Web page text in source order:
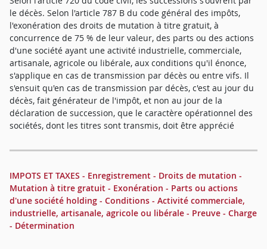
le décès. Selon l'article 787 B du code général des impôts,
l'exonération des droits de mutation à titre gratuit, à
concurrence de 75 % de leur valeur, des parts ou des actions
d'une société ayant une activité industrielle, commerciale,
artisanale, agricole ou libérale, aux conditions qu'il énonce,
s'applique en cas de transmission par décès ou entre vifs. Il
s'ensuit qu'en cas de transmission par décès, c'est au jour du
décès, fait générateur de l'impôt, et non au jour de la
déclaration de succession, que le caractère opérationnel des
sociétés, dont les titres sont transmis, doit être apprécié
IMPOTS ET TAXES - Enregistrement - Droits de mutation -
Mutation à titre gratuit - Exonération - Parts ou actions
d'une société holding - Conditions - Activité commerciale,
industrielle, artisanale, agricole ou libérale - Preuve - Charge
- Détermination